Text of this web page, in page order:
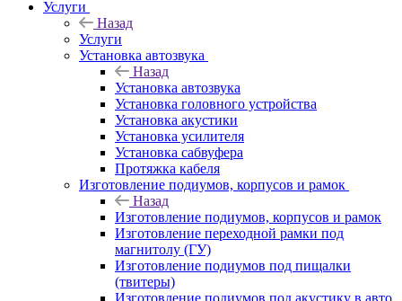
Услуги
Назад
Услуги
Установка автозвука
Назад
Установка автозвука
Установка головного устройства
Установка акустики
Установка усилителя
Установка сабвуфера
Протяжка кабеля
Изготовление подиумов, корпусов и рамок
Назад
Изготовление подиумов, корпусов и рамок
Изготовление переходной рамки под
магнитолу (ГУ)
Изготовление подиумов под пищалки
(твитеры)
Изготовление подиумов под акустику в авто